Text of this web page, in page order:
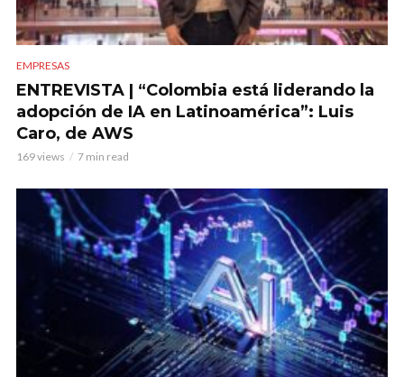
EMPRESAS
ENTREVISTA | “Colombia está liderando la
adopción de IA en Latinoamérica”: Luis
Caro, de AWS
169 views 7 min read